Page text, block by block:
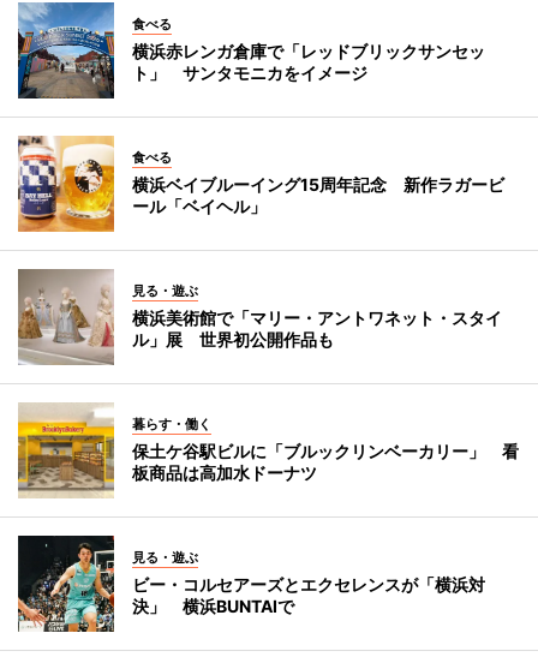
食べる
横浜赤レンガ倉庫で「レッドブリックサンセッ
ト」 サンタモニカをイメージ
食べる
横浜ベイブルーイング15周年記念 新作ラガービ
ール「ベイヘル」
見る・遊ぶ
横浜美術館で「マリー・アントワネット・スタイ
ル」展 世界初公開作品も
暮らす・働く
保土ケ谷駅ビルに「ブルックリンベーカリー」 看
板商品は高加水ドーナツ
見る・遊ぶ
ビー・コルセアーズとエクセレンスが「横浜対
決」 横浜BUNTAIで